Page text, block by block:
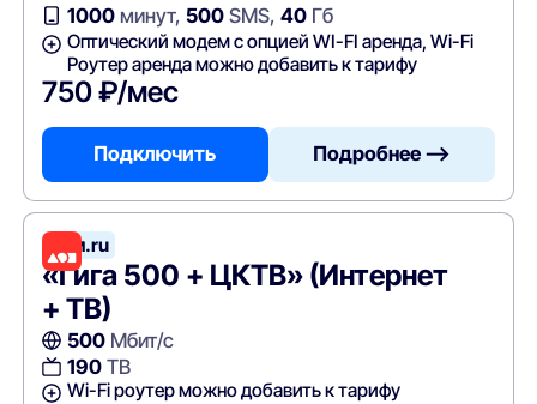
1000минут, 500SMS, 40Гб
Оптический модем с опцией WI-FI аренда, Wi-Fi
Роутер аренда можно добавить к тарифу
750 ₽/мес
Подключить Подробнее —>
Дом.ru
«Гига 500 + ЦКТВ» (Интернет
+ ТВ)
500Мбит/с
190ТВ
Wi-Fi роутер можно добавить к тарифу